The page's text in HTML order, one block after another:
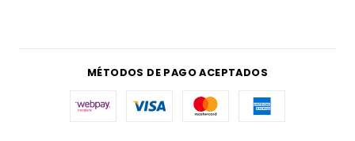
MÉTODOS DE PAGO ACEPTADOS